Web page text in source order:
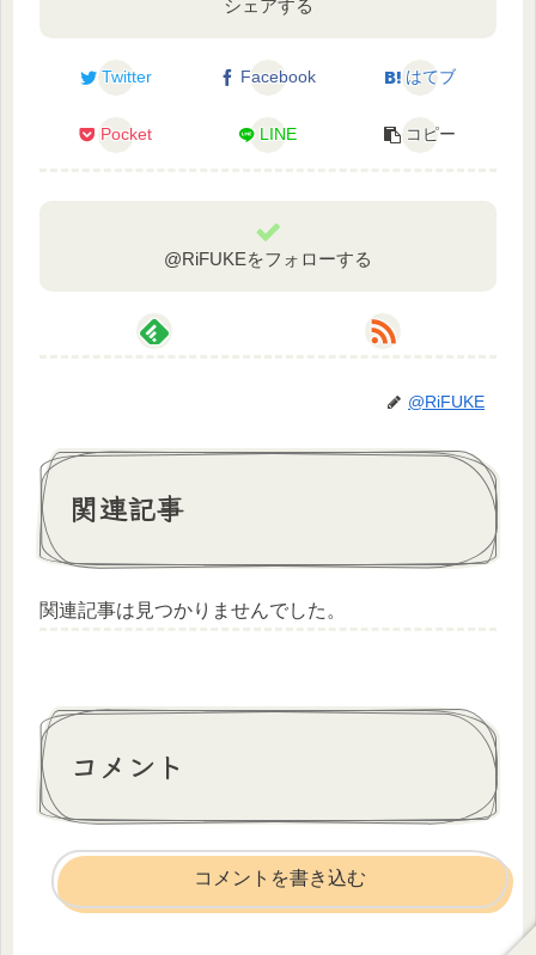
シェアする
Twitter Facebook はてブ
Pocket LINE コピー
@RiFUKEをフォローする
@RiFUKE
関連記事
関連記事は見つかりませんでした。
コメント
コメントを書き込む